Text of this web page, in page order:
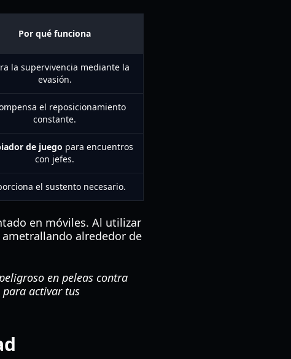
Por qué funciona
la supervivencia mediante la
evasión.
el reposicionamiento
constante.
de juego para encuentros
con jefes.
el sustento necesario.
en móviles. Al utilizar
alrededor de
en peleas contra
para activar tus